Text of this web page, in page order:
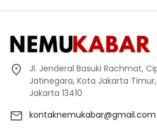
Jl. Jenderal Basuki Rachmat,
Jatinegara, Kota Jakarta
Jakarta 13410
kontaknemukabar@gmail.com